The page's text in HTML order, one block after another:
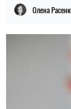
Олена